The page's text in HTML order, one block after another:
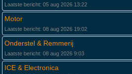
Laatste bericht: 05 aug 2026 13:22
Motor
Laatste bericht: 08 aug 2026 19:02
Onderstel & Remmerij
Laatste bericht: 08 aug 2026 9:03
ICE & Electronica